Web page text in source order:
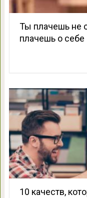
Ты плачешь не
плачешь о себе
10 качеств,